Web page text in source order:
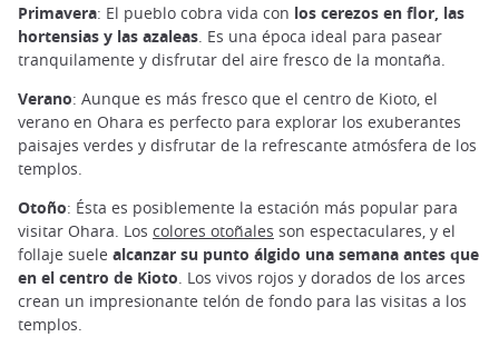
Primavera: El pueblo cobra vida con los cerezos en flor, las
hortensias y las azaleas. Es una época ideal para pasear
tranquilamente y disfrutar del aire fresco de la montaña.
Verano: Aunque es más fresco que el centro de Kioto, el
verano en Ohara es perfecto para explorar los exuberantes
paisajes verdes y disfrutar de la refrescante atmósfera de los
templos.
Otoño: Ésta es posiblemente la estación más popular para
visitar Ohara. Los colores otoñales son espectaculares, y el
follaje suele alcanzar su punto álgido una semana antes que
en el centro de Kioto. Los vivos rojos y dorados de los arces
crean un impresionante telón de fondo para las visitas a los
templos.